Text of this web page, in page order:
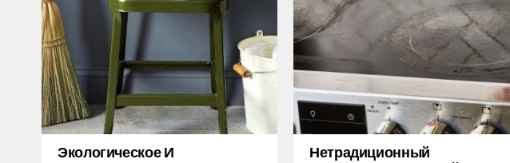
Экологическое И
Нетрадиционный